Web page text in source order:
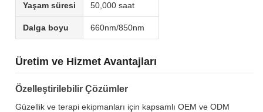
Yaşam süresi 50,000 saat
Dalga boyu 660nm/850nm
Üretim ve Hizmet Avantajları
Özelleştirilebilir Çözümler
Güzellik ve terapi ekipmanları için kapsamlı OEM ve ODM